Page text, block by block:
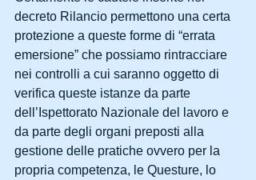
decreto Rilancio permettono una certa
protezione a queste forme di “errata
emersione” che possiamo rintracciare
nei controlli a cui saranno oggetto di
verifica queste istanze da parte
dell’Ispettorato Nazionale del lavoro e
da parte degli organi preposti alla
gestione delle pratiche ovvero per la
propria competenza, le Questure, lo